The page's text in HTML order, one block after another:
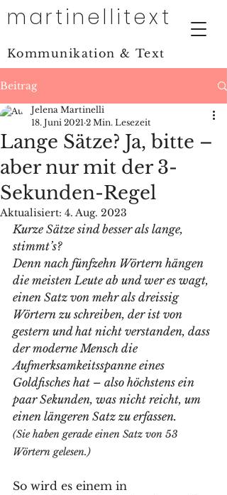
martinellitext
Kommunikation & Text
Beitrag
Lange Sätze? Ja, bitte –
aber nur mit der 3-
Sekunden-Regel
Jelena Martinelli
18. Juni 2021 2 Min. Lesezeit
Aktualisiert: 4. Aug. 2023
Kurze Sätze sind besser als lange,
stimmt’s?
Denn nach fünfzehn Wörtern hängen
die meisten Leute ab und wer es wagt,
einen Satz von mehr als dreissig
Wörtern zu schreiben, der ist von
gestern und hat nicht verstanden, dass
der moderne Mensch die
Aufmerksamkeitsspanne eines
Goldfisches hat – also höchstens ein
paar Sekunden, was nicht reicht, um
einen längeren Satz zu erfassen.
(Sie haben gerade einen Satz von 53
Wörtern gelesen.)
So wird es einem in